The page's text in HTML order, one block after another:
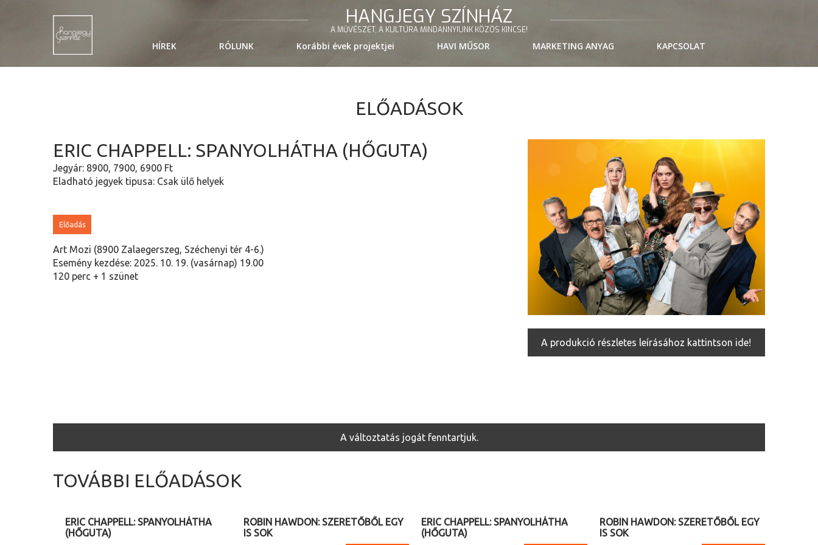
HANGJEGY SZÍNHÁZ
A MŰVÉSZET, A KULTÚRA MINDANNYIUNK KÖZÖS KINCSE!
HÍREK RÓLUNK Korábbi évek projektjei HAVI MŰSOR MARKETING ANYAG KAPCSOLAT
ELŐADÁSOK
ERIC CHAPPELL: SPANYOLHÁTHA (HŐGUTA)
Jegyár: 8900, 7900, 6900 Ft
Eladható jegyek tipusa: Csak ülő helyek
Előadás
Art Mozi (8900 Zalaegerszeg, Széchenyi tér 4-6.)
Esemény kezdése: 2025. 10. 19. (vasárnap) 19.00
120 perc + 1 szünet
A produkció részletes leírásához kattintson ide!
A változtatás jogát fenntartjuk.
TOVÁBBI ELŐADÁSOK
ERIC CHAPPELL: SPANYOLHÁTHA
(HŐGUTA)
ROBIN HAWDON: SZERETŐBŐL EGY
IS SOK
ERIC CHAPPELL: SPANYOLHÁTHA
(HŐGUTA)
ROBIN HAWDON: SZERETŐBŐL EGY
IS SOK